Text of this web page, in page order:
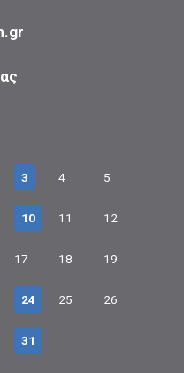
3 4 5
10 11 12
17 18 19
24 25 26
31